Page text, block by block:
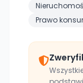
Prawo